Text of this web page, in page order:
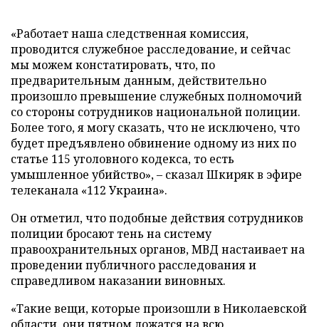
«Работает наша следственная комиссия,
проводится служебное расследование, и сейчас
мы можем констатировать, что, по
предварительным данным, действительно
произошло превышение служебных полномочий
со стороны сотрудников национальной полиции.
Более того, я могу сказать, что не исключено, что
будет предъявлено обвинение одному из них по
статье 115 уголовного кодекса, то есть
умышленное убийство», – сказал Шкиряк в эфире
телеканала «112 Украина».
Он отметил, что подобные действия сотрудников
полиции бросают тень на систему
правоохранительных органов, МВД настаивает на
проведении публичного расследования и
справедливом наказании виновных.
«Такие вещи, которые произошли в Николаевской